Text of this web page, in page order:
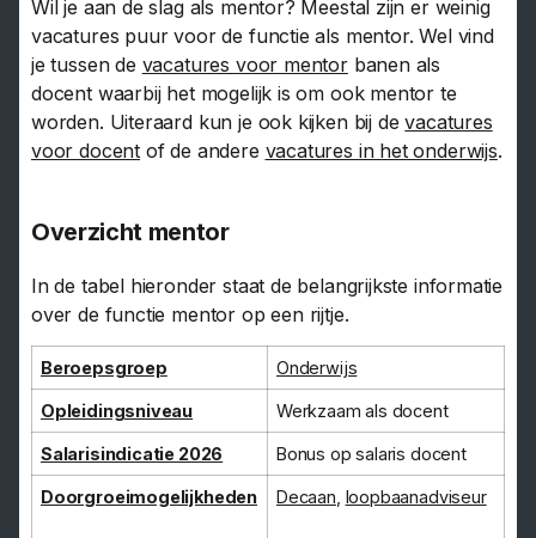
Wil je aan de slag als mentor? Meestal zijn er weinig
vacatures puur voor de functie als mentor. Wel vind
je tussen de vacatures voor mentorbanen als
docent waarbij het mogelijk is om ook mentor te
worden. Uiteraard kun je ook kijken bij devacatures
voor docent of de andere vacatures in het onderwijs.
Overzicht mentor
In de tabel hieronder staat de belangrijkste informatie
over de functie mentor op een rijtje.
Beroepsgroep Onderwijs
Opleidingsniveau Werkzaam als docent
Salarisindicatie 2026 Bonus op salaris docent
Doorgroeimogelijkheden Decaan loopbaanadviseur